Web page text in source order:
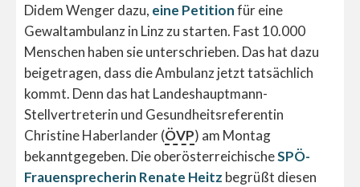
Didem Wenger dazu, eine Petitionfür eine
Gewaltambulanz in Linz zu starten. Fast 10.000
Menschen haben sie unterschrieben. Das hat dazu
beigetragen, dass die Ambulanz jetzt tatsächlich
kommt. Denn das hat Landeshauptmann-
Stellvertreterin und Gesundheitsreferentin
Christine Haberlander (ÖVP) am Montag
bekanntgegeben. Die oberösterreichischeSPÖ-
Frauensprecherin Renate Heitz begrüßt diesen